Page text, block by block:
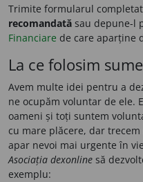
Trimite formularul
recomandată sau depune-l
Financiare de care aparține
La ce folosim
Avem multe idei pentru a
ne ocupăm voluntar de ele.
oameni și toți suntem
cu mare plăcere, dar trecem
apar nevoi mai urgente în
Asociația dexonline să
exemplu: